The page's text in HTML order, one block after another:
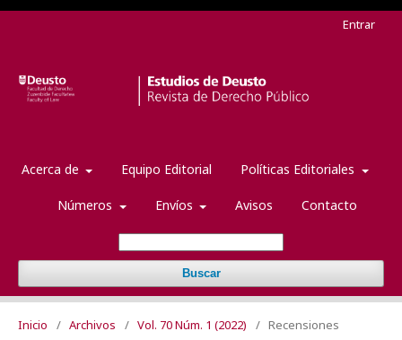
Acerca de Equipo Editorial Políticas Editoriales
Números Envíos Avisos Contacto
Buscar
Entrar
Inicio / Archivos / Vol. 70 Núm. 1 (2022) / Recensiones